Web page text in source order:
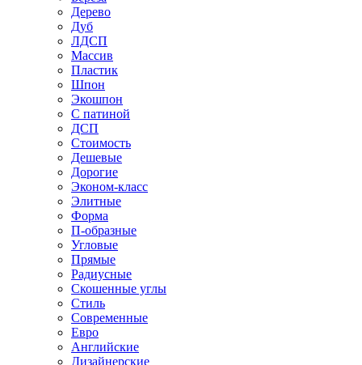
Дерево
Дуб
ЛДСП
Массив
Пластик
Шпон
Экошпон
С патиной
ДСП
Стоимость
Дешевые
Дорогие
Эконом-класс
Элитные
Форма
П-образные
Угловые
Прямые
Радиусные
Скошенные углы
Стиль
Современные
Евро
Английские
Дизайнерские